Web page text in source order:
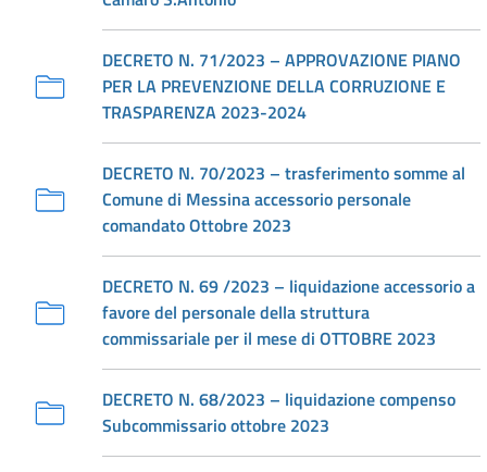
DECRETO N. 71/2023 – APPROVAZIONE PIANO
PER LA PREVENZIONE DELLA CORRUZIONE E
TRASPARENZA 2023-2024
DECRETO N. 70/2023 – trasferimento somme al
Comune di Messina accessorio personale
comandato Ottobre 2023
DECRETO N. 69 /2023 – liquidazione accessorio a
favore del personale della struttura
commissariale per il mese di OTTOBRE 2023
DECRETO N. 68/2023 – liquidazione compenso
Subcommissario ottobre 2023